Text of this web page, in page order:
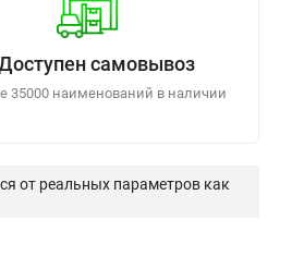
самовывоз
35000 наименований в наличии
от реальных параметров как